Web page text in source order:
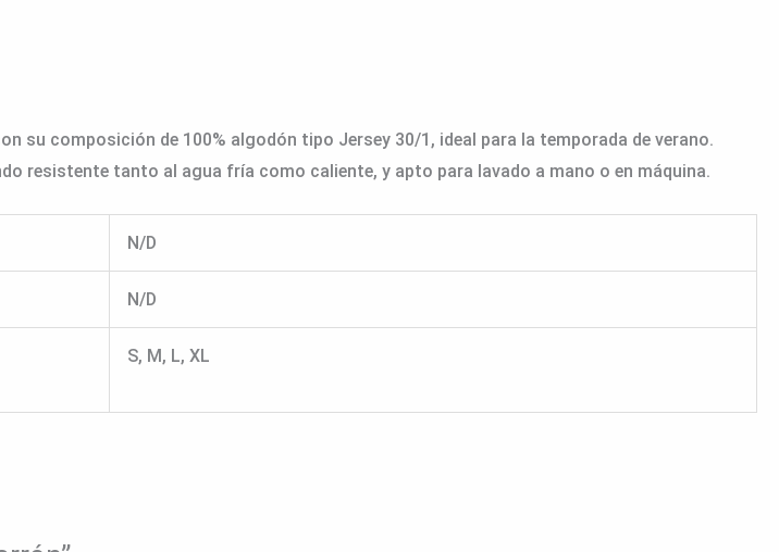
su composición de 100% algodón tipo Jersey 30/1, ideal para la temporada de verano.
resistente tanto al agua fría como caliente, y apto para lavado a mano o en máquina.
N/D
N/D
S, M, L, XL